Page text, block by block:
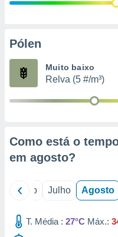
e
de
Pólen
Muito baixo
Relva (5 #/m³)
Como está o
em agosto?
Junho Julho Agosto
T. Média : 27°C Máx.: